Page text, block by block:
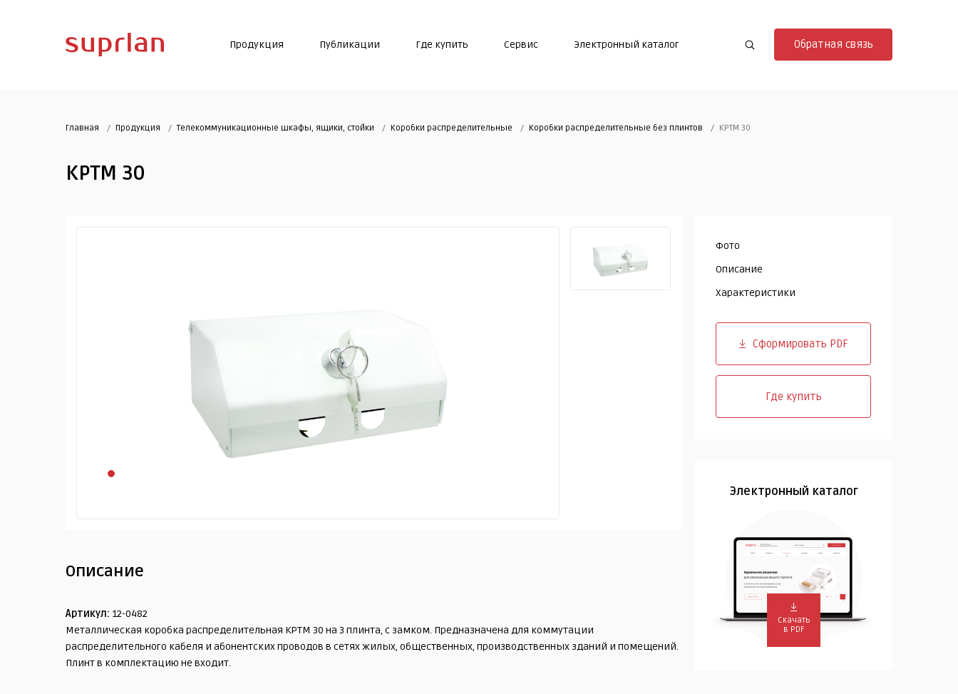
Продукция Публикации Где купить Сервис Электронный каталог Обратная связь
Главная Продукция Телекоммуникационные шкафы, ящики, стойки Коробки распределительные Коробки распределительные без плинтов КРТМ 30
КРТМ 30
Описание
Артикул: 12-0482
Металлическая коробка распределительная КРТМ 30 на 3 плинта, с замком. Предназначена для коммутации
распределительного кабеля и абонентских проводов в сетях жилых, общественных, производственных зданий и помещений.
Плинт в комплектацию не входит.
Фото
Описание
Характеристики
Сформировать PDF
Где купить
Электронный каталог
Скачать
в PDF